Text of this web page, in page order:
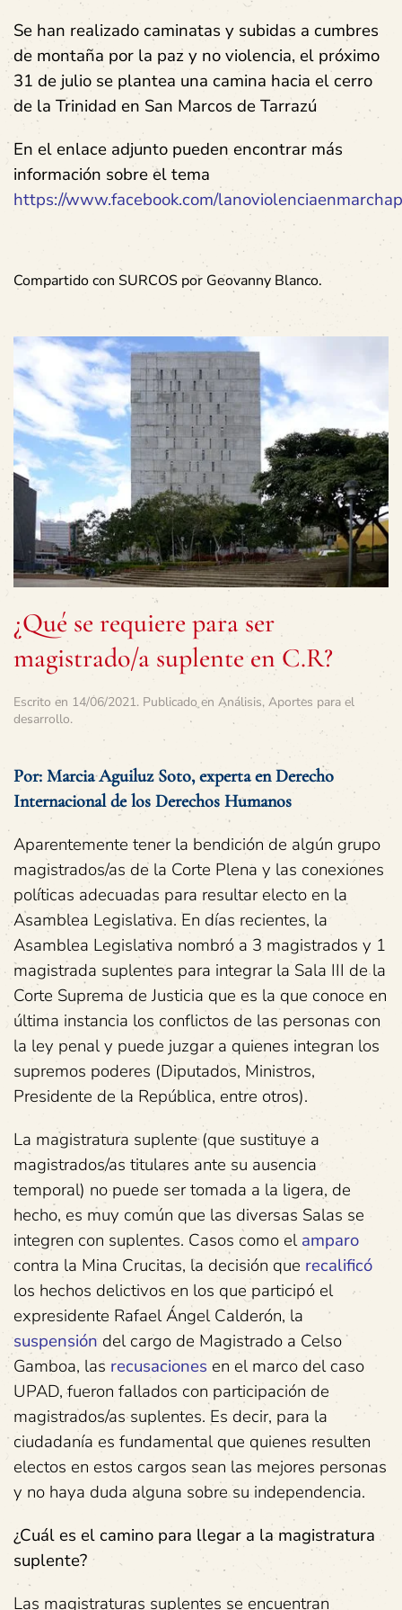
Se han realizado caminatas y subidas a cumbres
de montaña por la paz y no violencia, el próximo
31 de julio se plantea una camina hacia el cerro
de la Trinidad en San Marcos de Tarrazú
En el enlace adjunto pueden encontrar más
información sobre el tema
https://www.facebook.com/
Compartido con SURCOS por Geovanny Blanco.
¿Qué se requiere para ser
magistrado/a suplente en C.R?
Escrito en 14/06/2021. Publicado en Análisis, Aportes para el
desarrollo.
Por: Marcia Aguiluz Soto, experta en Derecho
Internacional de los Derechos Humanos
Aparentemente tener la bendición de algún grupo
magistrados/as de la Corte Plena y las conexiones
políticas adecuadas para resultar electo en la
Asamblea Legislativa. En días recientes, la
Asamblea Legislativa nombró a 3 magistrados y 1
magistrada suplentes para integrar la Sala III de la
Corte Suprema de Justicia que es la que conoce en
última instancia los conflictos de las personas con
la ley penal y puede juzgar a quienes integran los
supremos poderes (Diputados, Ministros,
Presidente de la República, entre otros).
La magistratura suplente (que sustituye a
magistrados/as titulares ante su ausencia
temporal) no puede ser tomada a la ligera, de
hecho, es muy común que las diversas Salas se
integren con suplentes. Casos como elamparo
contra la Mina Crucitas, la decisión que recalificó
los hechos delictivos en los que participó el
expresidente Rafael Ángel Calderón, la
suspensión del cargo de Magistrado a Celso
Gamboa, las recusaciones en el marco del caso
UPAD, fueron fallados con participación de
magistrados/as suplentes. Es decir, para la
ciudadanía es fundamental que quienes resulten
electos en estos cargos sean las mejores personas
y no haya duda alguna sobre su independencia.
¿Cuál es el camino para llegar a la magistratura
suplente?
Las magistraturas suplentes se encuentran